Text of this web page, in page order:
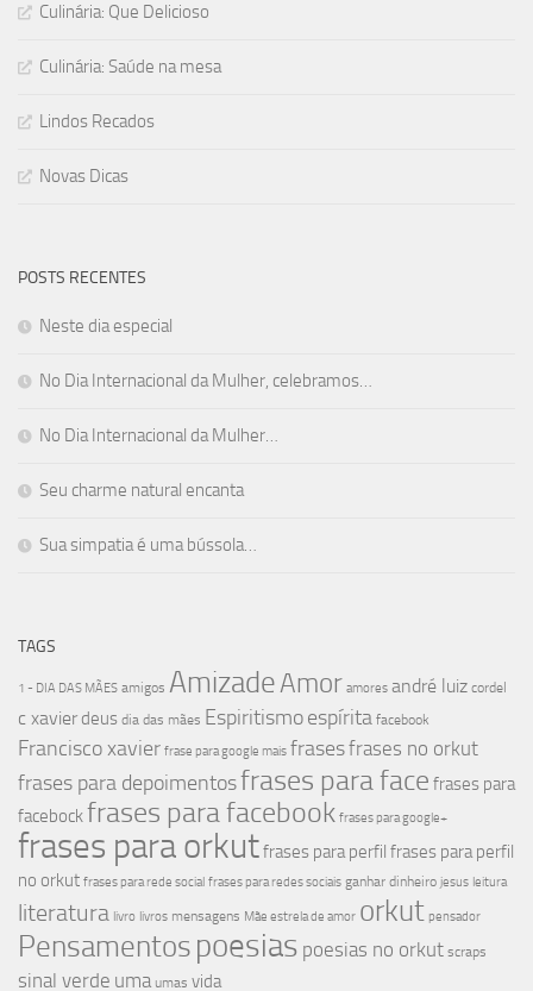
Culinária: Que Delicioso
Culinária: Saúde na mesa
Lindos Recados
Novas Dicas
POSTS RECENTES
Neste dia especial
No Dia Internacional da Mulher, celebramos…
No Dia Internacional da Mulher…
Seu charme natural encanta
Sua simpatia é uma bússola…
TAGS
1 - DIA DAS MÃES amigos AmizadeAmor amores andré luiz cordel
c xavier deus dia das mães Espiritismoespírita facebook
Francisco xavier frase para google mais frasesfrases no orkut
frases para depoimentosfrases para face frases para
facebockfrases para facebook frases para google+
frases para orkutfrases para perfil frases para perfil
no orkut frases para rede social frases para redes sociais ganhar dinheiro jesus leitura
literatura livro livros mensagens Mãe estrela de amor orkut pensador
Pensamentospoesias poesias no orkut scraps
sinal verde uma umas vida